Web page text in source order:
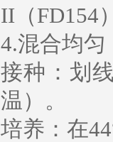
II（FD154
4.混合均
接种：划
温）。
培养：在